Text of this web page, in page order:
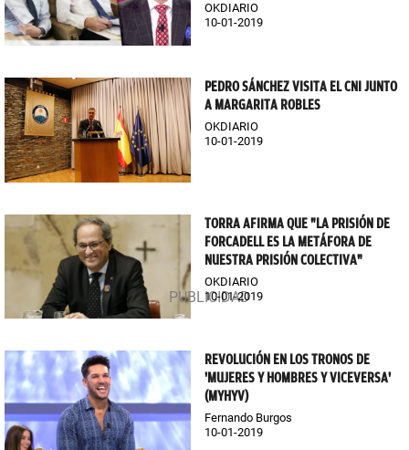
OKDIARIO
10-01-2019
PEDRO SÁNCHEZ VISITA EL CNI JUNTO
A MARGARITA ROBLES
OKDIARIO
10-01-2019
TORRA AFIRMA QUE "LA PRISIÓN DE
FORCADELL ES LA METÁFORA DE
NUESTRA PRISIÓN COLECTIVA"
OKDIARIO
10-01-2019
REVOLUCIÓN EN LOS TRONOS DE
'MUJERES Y HOMBRES Y VICEVERSA'
(MYHYV)
Fernando Burgos
10-01-2019